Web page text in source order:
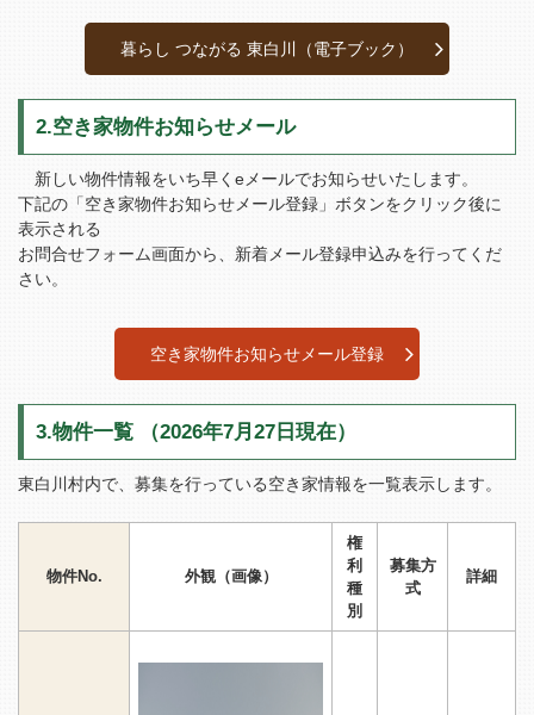
暮らし つながる 東白川（電子ブック）
2.空き家物件お知らせメール
新しい物件情報をいち早くeメールでお知らせいたします。
下記の「空き家物件お知らせメール登録」ボタンをクリック後に
表示される
お問合せフォーム画面から、新着メール登録申込みを行ってくだ
さい。
空き家物件お知らせメール登録
3.物件一覧 （2026年7月27日現在）
東白川村内で、募集を行っている空き家情報を一覧表示します。
物件No. 外観（画像）
権
利
種
別
募集方
式
詳細